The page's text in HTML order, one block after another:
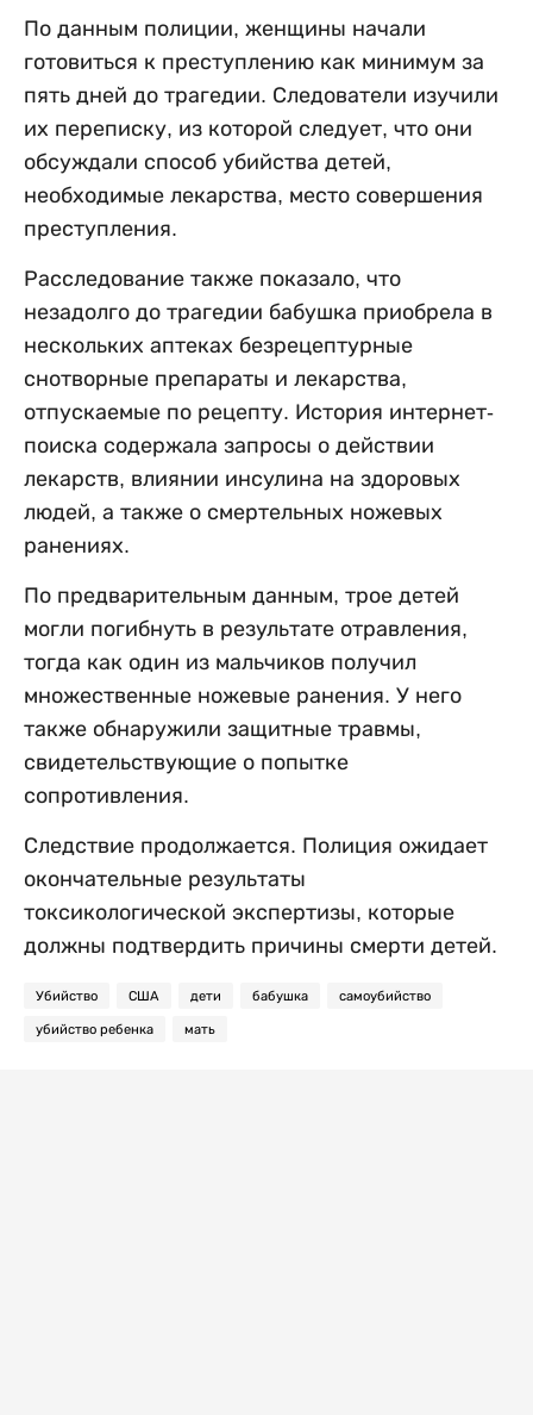
По данным полиции, женщины начали
готовиться к преступлению как минимум за
пять дней до трагедии. Следователи изучили
их переписку, из которой следует, что они
обсуждали способ убийства детей,
необходимые лекарства, место совершения
преступления.
Расследование также показало, что
незадолго до трагедии бабушка приобрела в
нескольких аптеках безрецептурные
снотворные препараты и лекарства,
отпускаемые по рецепту. История интернет-
поиска содержала запросы о действии
лекарств, влиянии инсулина на здоровых
людей, а также о смертельных ножевых
ранениях.
По предварительным данным, трое детей
могли погибнуть в результате отравления,
тогда как один из мальчиков получил
множественные ножевые ранения. У него
также обнаружили защитные травмы,
свидетельствующие о попытке
сопротивления.
Следствие продолжается. Полиция ожидает
окончательные результаты
токсикологической экспертизы, которые
должны подтвердить причины смерти детей.
Убийство США дети бабушка самоубийство
убийство ребенка мать